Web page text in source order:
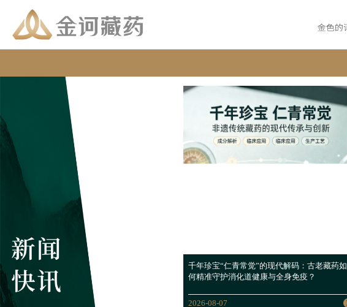
千年珍宝“仁青常觉”的现代解码：古老藏药如
何精准守护消化道健康与全身免疫？
2026-08-07